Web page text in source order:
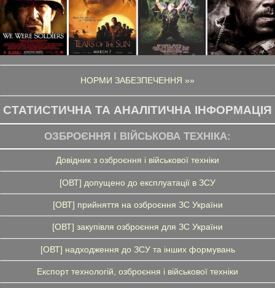
НОРМИ ЗАБЕЗПЕЧЕННЯ »»
СТАТИСТИЧНА ТА АНАЛІТИЧНА ІНФОРМАЦІЯ
ОЗБРОЄННЯ І ВІЙСЬКОВА ТЕХНІКА:
Довідник з озброєння і військової техніки
[ОВТ] допущено до експлуатації в ЗСУ
[ОВТ] прийняття на озброєння ЗС України
[ОВТ] закупівля озброєння для ЗС України
[ОВТ] надходження до ЗСУ та інших формувань
Експорт технологій, озброєння і військової техніки